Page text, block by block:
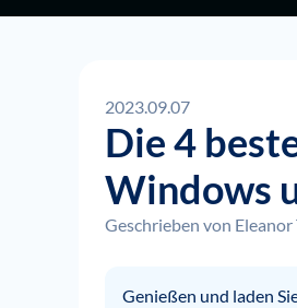
2023.09.07
Die 4
Windows
Geschrieben von Eleanor
Genießen und laden